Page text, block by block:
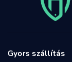
Gyors szállítás